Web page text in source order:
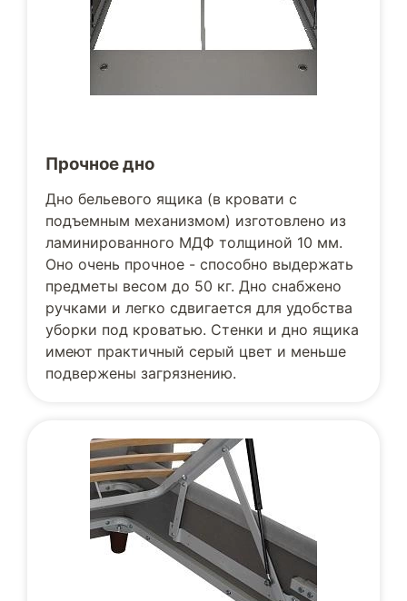
Прочное дно
Дно бельевого ящика (в кровати с
подъемным механизмом) изготовлено из
ламинированного МДФ толщиной 10 мм.
Оно очень прочное - способно выдержать
предметы весом до 50 кг. Дно снабжено
ручками и легко сдвигается для удобства
уборки под кроватью. Стенки и дно ящика
имеют практичный серый цвет и меньше
подвержены загрязнению.